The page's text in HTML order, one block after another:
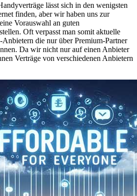
lässt sich in den wenigsten
finden, aber wir haben uns zur
Vorauswahl an guten
Oft verpasst man somit aktuelle
die nur über Premium-Partner
Da wir nicht nur auf einen Anbieter
Verträge von verschiedenen Anbietern